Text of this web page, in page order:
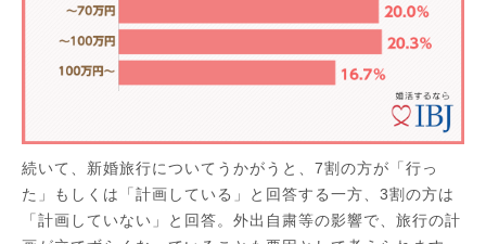
続いて、新婚旅行についてうかがうと、7割の方が「行っ
た」もしくは「計画している」と回答する一方、3割の方は
「計画していない」と回答。外出自粛等の影響で、旅行の計